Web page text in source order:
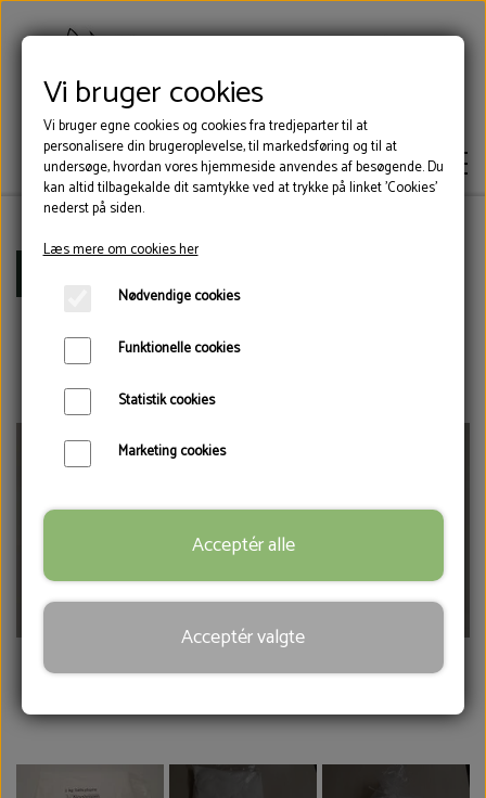
KLOVLIM
KLOVSKO
FRÆSERHOVEDER
SÅRBEHANDLING
HOVKNIVE
Vi bruger cookies
Vi bruger egne cookies og cookies fra tredjeparter til at
personalisere din brugeroplevelse, til markedsføring og til at
undersøge, hvordan vores hjemmeside anvendes af besøgende. Du
kan altid tilbagekalde dit samtykke ved at trykke på linket 'Cookies'
nederst på siden.
Læs mere om cookies her
Nødvendige cookies
Funktionelle cookies
Statistik cookies
Marketing cookies
Acceptér alle
Acceptér valgte